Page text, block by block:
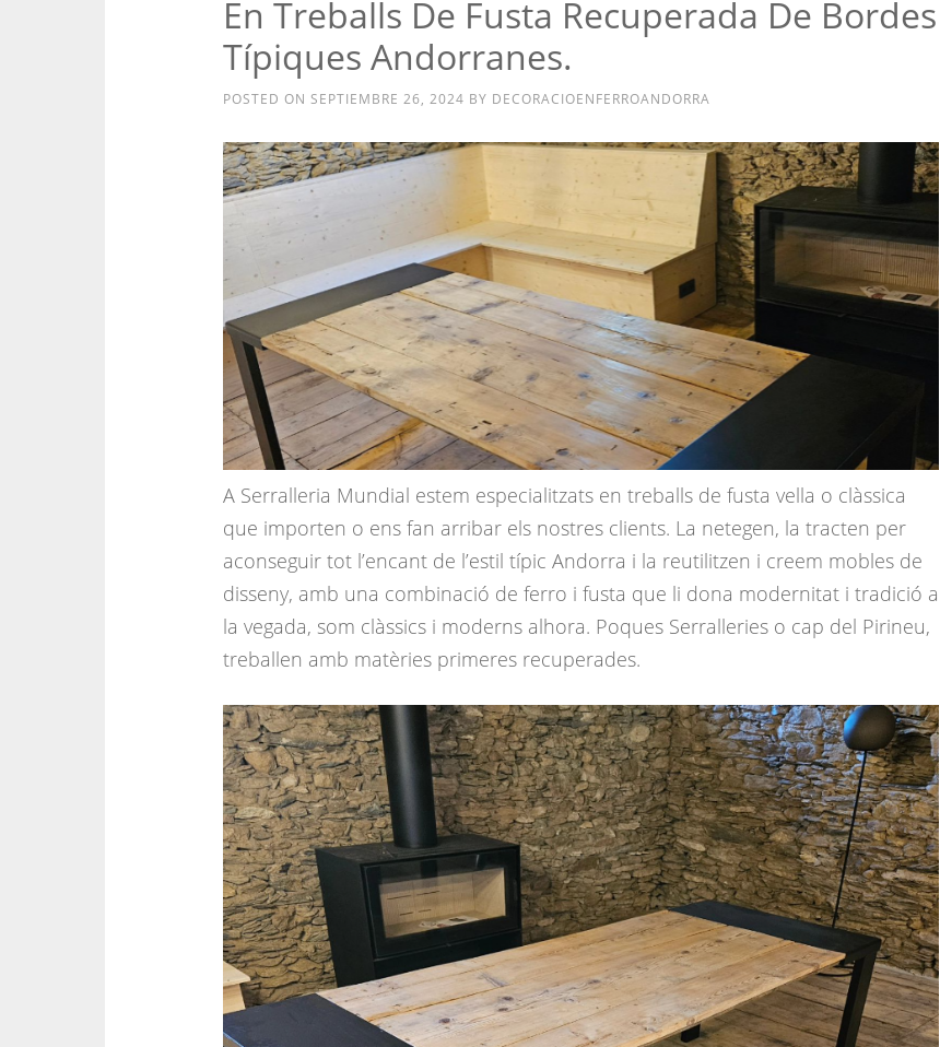
En Treballs De Fusta Recuperada De Bordes
Típiques Andorranes.
POSTED ON SEPTIEMBRE 26, 2024 BY DECORACIOENFERROANDORRA
A Serralleria Mundial estem especialitzats en treballs de fusta vella o clàssica
que importen o ens fan arribar els nostres clients. La netegen, la tracten per
aconseguir tot l’encant de l’estil típic Andorra i la reutilitzen i creem mobles de
disseny, amb una combinació de ferro i fusta que li dona modernitat i tradició a
la vegada, som clàssics i moderns alhora. Poques Serralleries o cap del Pirineu,
treballen amb matèries primeres recuperades.